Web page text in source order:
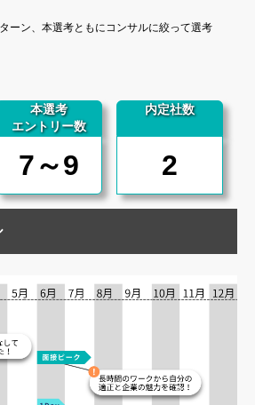
ーン、本選考ともにコンサルに絞って選考
本選考
エントリー数
7～9
内定社数
2